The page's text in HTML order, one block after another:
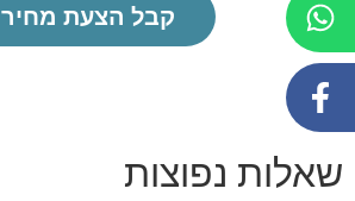
קבל הצעת מחיר
שאלות נפוצות